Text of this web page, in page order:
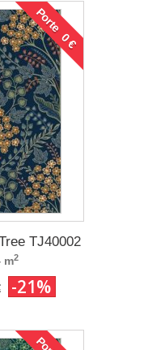
Porte 0 €
TJ40002
m2
-21%